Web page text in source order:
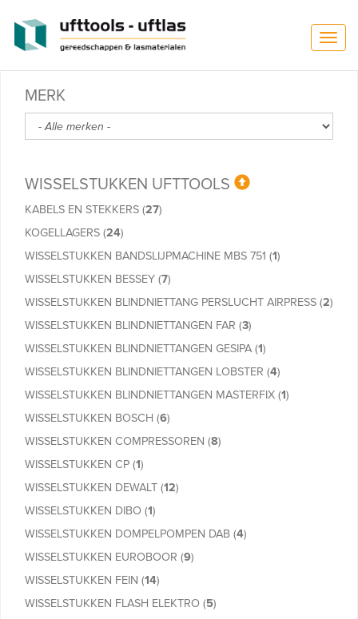
T
o
g
MERK
WISSELSTUKKEN UFTTOOLS
KABELS EN STEKKERS (27)
KOGELLAGERS (24)
WISSELSTUKKEN BANDSLIJPMACHINE MBS 751 (1)
WISSELSTUKKEN BESSEY (7)
WISSELSTUKKEN BLINDNIETTANG PERSLUCHT AIRPRESS (2)
WISSELSTUKKEN BLINDNIETTANGEN FAR (3)
WISSELSTUKKEN BLINDNIETTANGEN GESIPA (1)
WISSELSTUKKEN BLINDNIETTANGEN LOBSTER (4)
WISSELSTUKKEN BLINDNIETTANGEN MASTERFIX (1)
WISSELSTUKKEN BOSCH (6)
WISSELSTUKKEN COMPRESSOREN (8)
WISSELSTUKKEN CP (1)
WISSELSTUKKEN DEWALT (12)
WISSELSTUKKEN DIBO (1)
WISSELSTUKKEN DOMPELPOMPEN DAB (4)
WISSELSTUKKEN EUROBOOR (9)
WISSELSTUKKEN FEIN (14)
WISSELSTUKKEN FLASH ELEKTRO (5)